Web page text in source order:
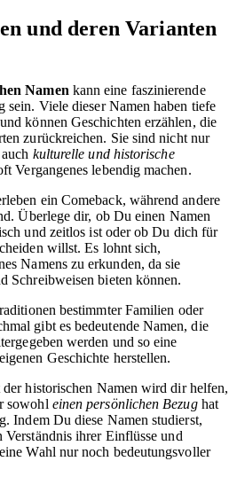
und deren Varianten
Namen kann eine faszinierende
sein. Viele dieser Namen haben tiefe
können Geschichten erzählen, die
zurückreichen. Sie sind nicht nur
kulturelle und historische
Vergangenes lebendig machen.
ein Comeback, während andere
Überlege dir, ob Du einen Namen
und zeitlos ist oder ob Du dich für
willst. Es lohnt sich,
Namens zu erkunden, da sie
Schreibweisen bieten können.
bestimmter Familien oder
gibt es bedeutende Namen, die
werden und so eine
Geschichte herstellen.
historischen Namen wird dir helfen,
sowohl einen persönlichen Bezughat
Indem Du diese Namen studierst,
Verständnis ihrer Einflüsse und
Wahl nur noch bedeutungsvoller